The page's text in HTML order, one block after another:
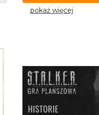
pokaż więcej